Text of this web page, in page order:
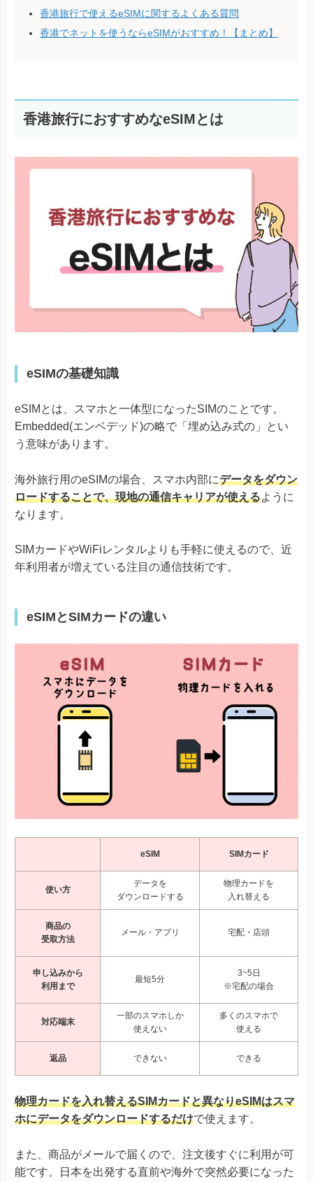
香港旅行で使えるeSIMに関するよくある質問
香港でネットを使うならeSIMがおすすめ！【まとめ】
香港旅行におすすめなeSIMとは
eSIMの基礎知識
eSIMとは、スマホと一体型になったSIMのことです。
Embedded(エンベデッド)の略で「埋め込み式の」とい
う意味があります。
海外旅行用のeSIMの場合、スマホ内部にデータをダウン
ロードすることで、現地の通信キャリアが使えるように
なります。
SIMカードやWiFiレンタルよりも手軽に使えるので、近
年利用者が増えている注目の通信技術です。
eSIMとSIMカードの違い
eSIM SIMカード
使い方
データを
ダウンロードする
物理カードを
入れ替える
商品の
受取方法
メール・アプリ 宅配・店頭
申し込みから
利用まで
最短5分
3~5日
※宅配の場合
対応端末
一部のスマホしか
使えない
多くのスマホで
使える
返品 できない できる
物理カードを入れ替えるSIMカードと異なりeSIMはスマ
ホにデータをダウンロードするだけで使えます。
また、商品がメールで届くので、注文後すぐに利用が可
能です。日本を出発する直前や海外で突然必要になった